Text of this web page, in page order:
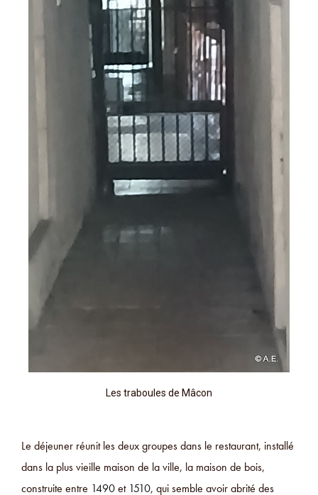
Les traboules de Mâcon
Le déjeuner réunit les deux groupes dans le restaurant, installé
dans la plus vieille maison de la ville, la maison de bois,
construite entre 1490et 1510, qui semble avoir abrité des